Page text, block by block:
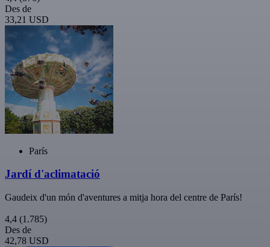
Des de
33,21 USD
París
Jardí d'aclimatació
Gaudeix d'un món d'aventures a mitja hora del centre de París!
4,4 (1.785)
Des de
42,78 USD